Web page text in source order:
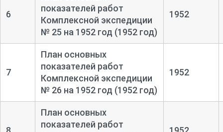
6
показателей работ
Комплексной экспедиции
№ 25 на 1952 год (1952 год)
1952
7
План основных
показателей работ
Комплексной экспедиции
№ 26 на 1952 год (1952 год)
1952
План основных
показателей работ